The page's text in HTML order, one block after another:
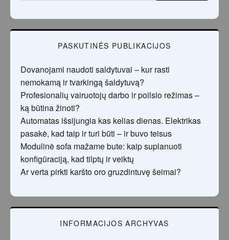
PASKUTINĖS PUBLIKACIJOS
Dovanojami naudoti saldytuvai – kur rasti
nemokamą ir tvarkingą šaldytuvą?
Profesionalių vairuotojų darbo ir poilsio režimas –
ką būtina žinoti?
Automatas išsijungia kas kelias dienas. Elektrikas
pasakė, kad taip ir turi būti – ir buvo teisus
Modulinė sofa mažame bute: kaip suplanuoti
konfigūraciją, kad tilptų ir veiktų
Ar verta pirkti karšto oro gruzdintuvę šeimai?
INFORMACIJOS ARCHYVAS